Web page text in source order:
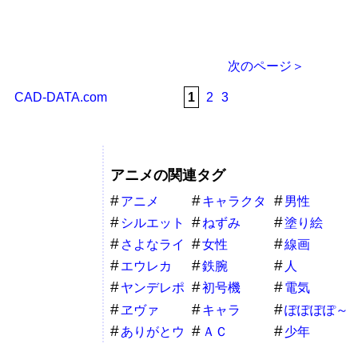
次のページ＞
CAD-DATA.com 1 2 3
アニメの関連タグ
アニメ
キャラクタ
ー
男性
シルエット
ねずみ
塗り絵
さよなライ
オン
女性
線画
エウレカ
鉄腕
人
ヤンデレポ
ーズ
初号機
電気
ヱヴァ
キャラ
ぽぽぽぽ～
ん
ありがとウ
ＡＣ 少年